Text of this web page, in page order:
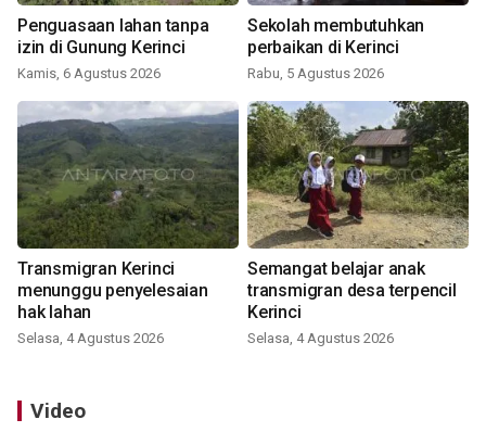
Penguasaan lahan tanpa
izin di Gunung Kerinci
Kamis, 6 Agustus 2026
Sekolah membutuhkan
perbaikan di Kerinci
Rabu, 5 Agustus 2026
Transmigran Kerinci
menunggu penyelesaian
hak lahan
Selasa, 4 Agustus 2026
Semangat belajar anak
transmigran desa terpencil
Kerinci
Selasa, 4 Agustus 2026
Video